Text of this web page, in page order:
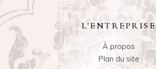
L'ENTREPRISE
À propos
Plan du site